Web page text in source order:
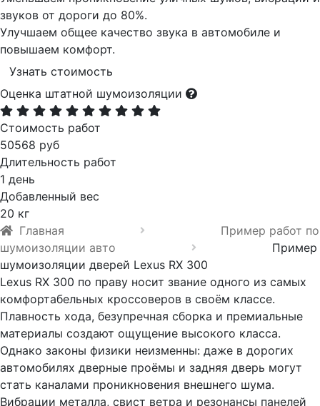
звуков от дороги до 80%.
Улучшаем общее качество звука в автомобиле и
повышаем комфорт.
Узнать стоимость
Оценка штатной шумоизоляции
Стоимость работ
50568 руб
Длительность работ
1 день
Добавленный вес
20 кг
Главная
Пример работ по
шумоизоляции авто
Пример
шумоизоляции дверей Lexus RX 300
Lexus RX 300 по праву носит звание одного из самых
комфортабельных кроссоверов в своём классе.
Плавность хода, безупречная сборка и премиальные
материалы создают ощущение высокого класса.
Однако законы физики неизменны: даже в дорогих
автомобилях дверные проёмы и задняя дверь могут
стать каналами проникновения внешнего шума.
Вибрации металла, свист ветра и резонансы панелей